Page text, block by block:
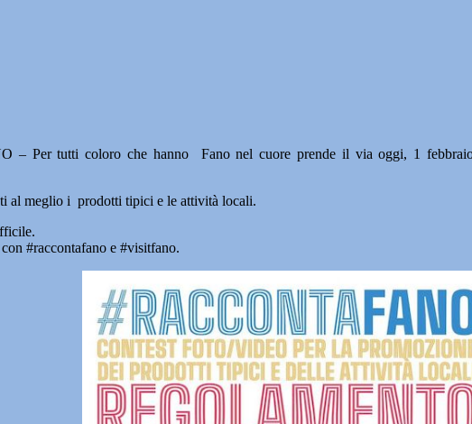
– Per tutti coloro che hanno Fano nel cuore prende il via oggi, 1
al meglio i prodotti tipici e le attività locali.
#raccontafano e #visitfano.